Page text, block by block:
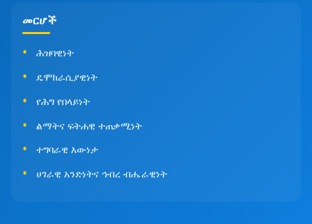
መርሆች
ሕዝባዊነት
ዴሞክራሲያዊነት
የሕግ የበላይነት
ልማትና ፍትሐዊ ተጠቃሚነት
ተግባራዊ እውነታ
ሀገራዊ አንድነትና ኅብረ ብሔራዊነት